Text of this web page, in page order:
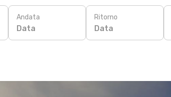
Andata
Data
Ritorno
Data